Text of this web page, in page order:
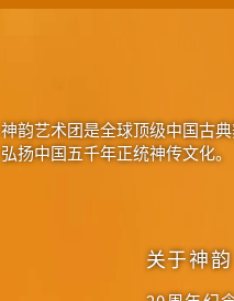
神韵艺术团是全球顶级中国古
弘扬中国五千年正统神传文化。
关于神韵